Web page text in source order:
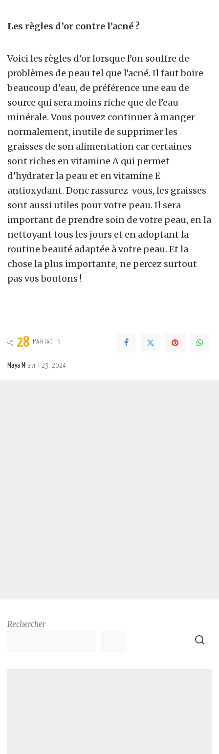
Les règles d’or contre l’acné ?
Voici les règles d’or lorsque l’on souffre de
problèmes de peau tel que l’acné. Il faut boire
beaucoup d’eau, de préférence une eau de
source qui sera moins riche que de l’eau
minérale. Vous pouvez continuer à manger
normalement, inutile de supprimer les
graisses de son alimentation car certaines
sont riches en vitamine A qui permet
d’hydrater la peau et en vitamine E
antioxydant. Donc rassurez-vous, les graisses
sont aussi utiles pour votre peau. Il sera
important de prendre soin de votre peau, en la
nettoyant tous les jours et en adoptant la
routine beauté adaptée à votre peau. Et la
chose la plus importante, ne percez surtout
pas vos boutons !
28 PARTAGES
Posted
Maya M avril 23, 2024
Rechercher